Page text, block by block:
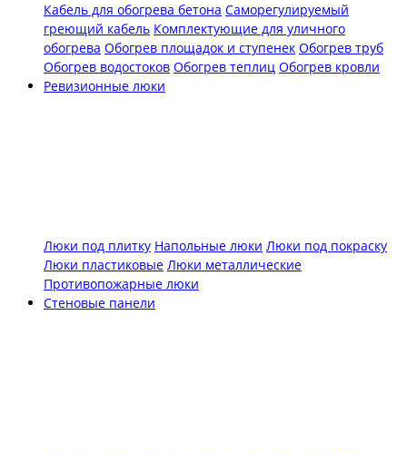
Кабель для обогрева бетона Саморегулируемый
греющий кабель Комплектующие для уличного
обогрева Обогрев площадок и ступенек Обогрев труб
Обогрев водостоков Обогрев теплиц Обогрев кровли
Ревизионные люки
Люки под плитку Напольные люки Люки под покраску
Люки пластиковые Люки металлические
Противопожарные люки
Стеновые панели